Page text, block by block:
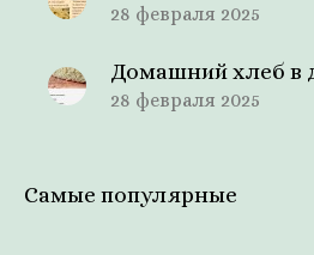
28 февраля 2025
Домашний хлеб в
28 февраля 2025
Самые популярные